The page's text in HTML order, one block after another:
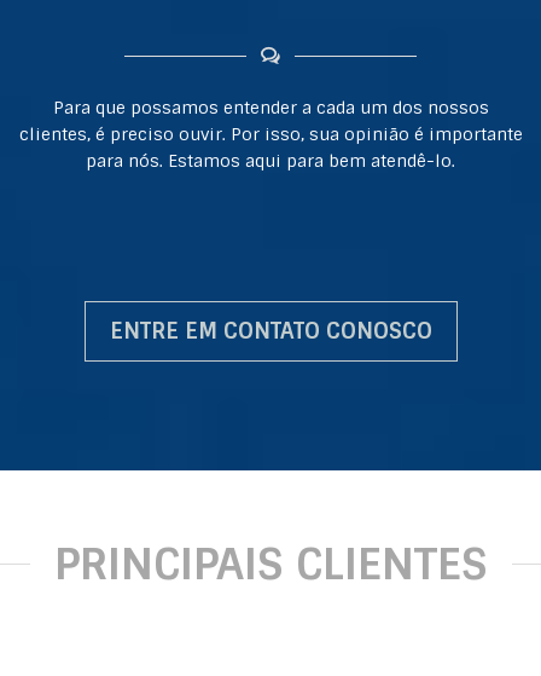
Para que possamos entender a cada um dos nossos
clientes, é preciso ouvir. Por isso, sua opinião é importante
para nós. Estamos aqui para bem atendê-lo.
ENTRE EM CONTATO CONOSCO
PRINCIPAIS CLIENTES